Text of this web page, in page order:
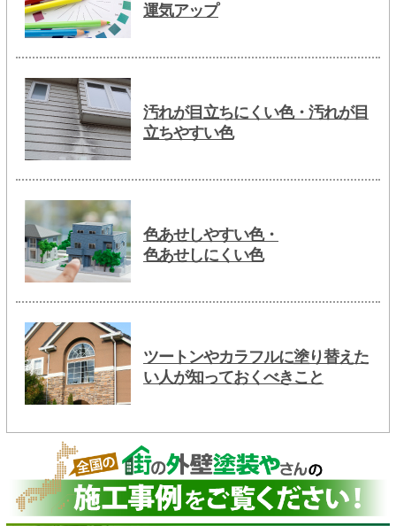
運気アップ
汚れが目立ちにくい色・汚れが目
立ちやすい色
色あせしやすい色・
色あせしにくい色
ツートンやカラフルに塗り替えた
い人が知っておくべきこと